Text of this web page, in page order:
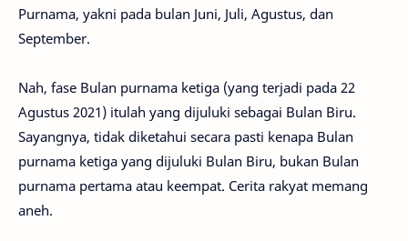
Purnama, yakni pada bulan Juni, Juli, Agustus, dan
September.
Nah, fase Bulan purnama ketiga (yang terjadi pada 22
Agustus 2021) itulah yang dijuluki sebagai Bulan Biru.
Sayangnya, tidak diketahui secara pasti kenapa Bulan
purnama ketiga yang dijuluki Bulan Biru, bukan Bulan
purnama pertama atau keempat. Cerita rakyat memang
aneh.